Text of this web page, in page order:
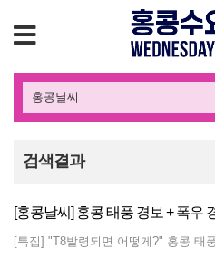
검색결과
[홍콩날씨] 홍콩 태풍 경보 + 폭우